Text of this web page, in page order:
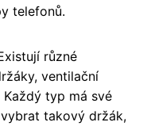
telefonů.
různé
ventilační
typ má své
takový držák,